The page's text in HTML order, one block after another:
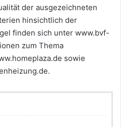
der ausgezeichneten
hinsichtlich der
finden sich unter www.bvf-
zum Thema
sowie